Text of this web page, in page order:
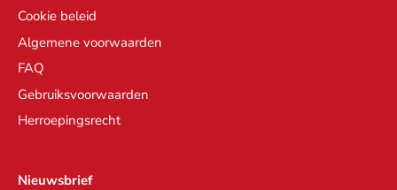
Cookie beleid
Algemene voorwaarden
FAQ
Gebruiksvoorwaarden
Herroepingsrecht
Nieuwsbrief